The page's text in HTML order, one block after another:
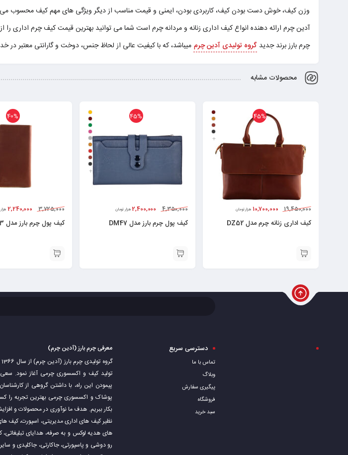
وزن کیف، خوش دست بودن کیف، کاربردی بودن، ایمنی و قیمت مناسب از دیگر ویژگی های مهم کیف محسوب
آدین چرم ارائه دهنده انواع کیف اداری زنانه و مردانه چرم است شما می توانید بهترین قیمت کیف چرم اداری را از
چرم بارز برند جدید گروه تولیدی آدین چرم میباشد، که با کیفیت عالی از لحاظ جنس، دوخت و گارانتی معتبر در
محصولات مشابه
+
45%
19,450,000
10,700,000 هزار تومان
کیف اداری زنانه چرم مدل DZ52
+
45%
4,350,000
2,400,000 هزار تومان
کیف پول چرم بارز مدل DM47
40%
3,725,000
2,240,000
کیف پول چرم بارز مدل DM63
دسترسی سریع
تماس با ما
وبلاگ
پیگیری سفارش
فروشگاه
سبد خرید
معرفی چرم بارز (آدین چرم)
تولید کیف و اکسسوری چرمی آغاز نمود.
پیمودن این راه، با داشتن گروهی از
پوشاک و اکسسوری چرمی بهترین تجربه را
بکار ببریم. هدف ما نوآوری در محصولات و
نظیر کیف های اداری مدیریتی، اسپورت، کیف
های هدیه لوکس و به صرفه، هدایای تبلیغاتی،
رو دوشی و پاسپورتی، جاکارتی، جاکلیدی و